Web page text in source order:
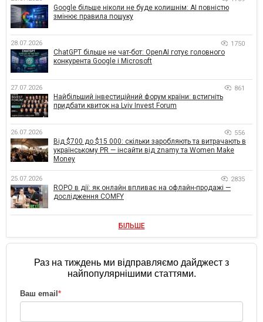
Google більше ніколи не буде колишнім: AI повністю
змінює правила пошуку
28.07.2026 1750
ChatGPT більше не чат-бот: OpenAI готує головного
конкурента Google і Microsoft
27.07.2026 861
Найбільший інвестиційний форум країни: встигніть
придбати квиток на Lviv Invest Forum
26.07.2026 556
Від $700 до $15 000: скільки заробляють та витрачають в
українському PR — інсайти від znamy та Women Make
Money
25.07.2026 2835
ROPO в дії: як онлайн впливає на офлайн-продажі —
дослідження COMFY
БІЛЬШЕ
Раз на тиждень ми відправляємо дайджест з
найпопулярнішими статтями.
Ваш email *